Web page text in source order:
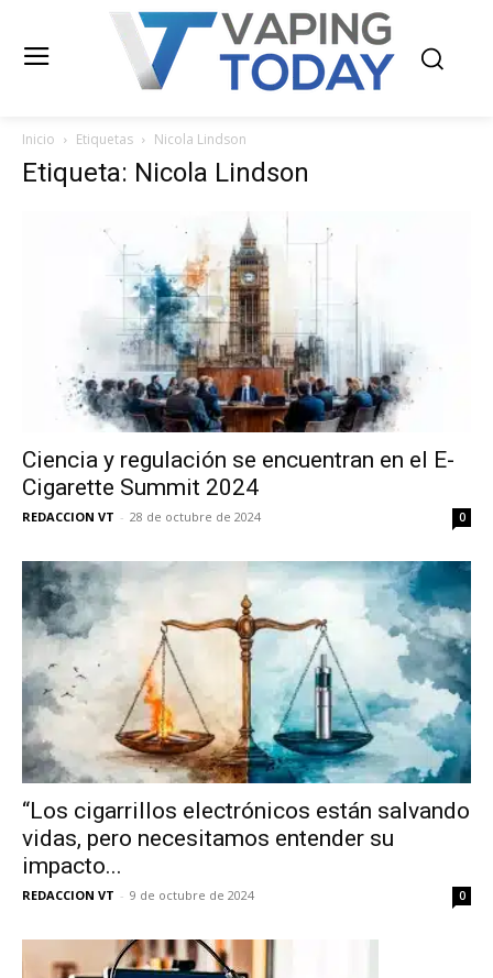
Inicio Etiquetas Nicola Lindson
Etiqueta: Nicola Lindson
Ciencia y regulación se encuentran en el E-
Cigarette Summit 2024
REDACCION VT - 28 de octubre de 2024 0
“Los cigarrillos electrónicos están salvando
vidas, pero necesitamos entender su
impacto...
REDACCION VT - 9 de octubre de 2024 0